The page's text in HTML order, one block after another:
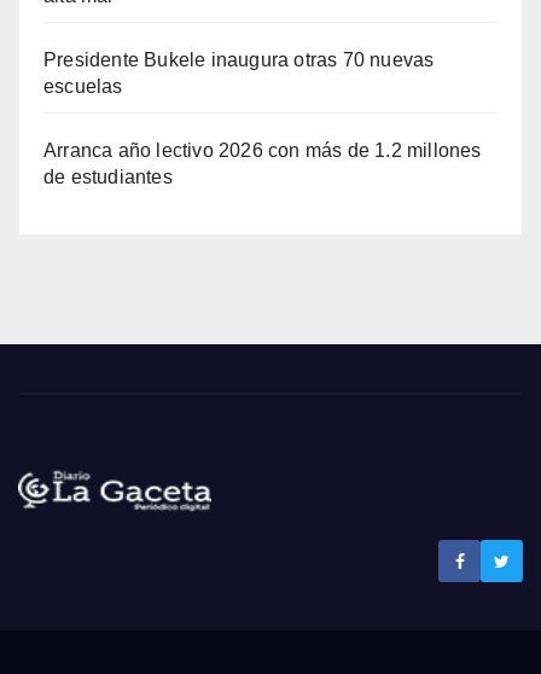
Presidente Bukele inaugura otras 70 nuevas
escuelas
Arranca año lectivo 2026 con más de 1.2 millones
de estudiantes